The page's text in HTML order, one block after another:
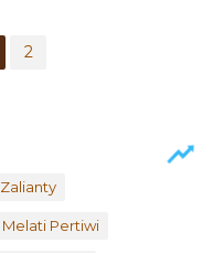
2
Pertiwi